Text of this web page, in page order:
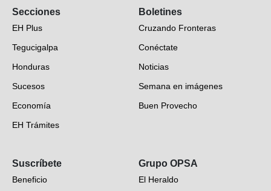
Secciones
EH Plus
Tegucigalpa
Honduras
Sucesos
Economía
EH Trámites
EH Verifica
Fotogalerías
Boletines
Cruzando Fronteras
Conéctate
Noticias
Semana en imágenes
Buen Provecho
Suscríbete
Beneficio
Grupo OPSA
El Heraldo